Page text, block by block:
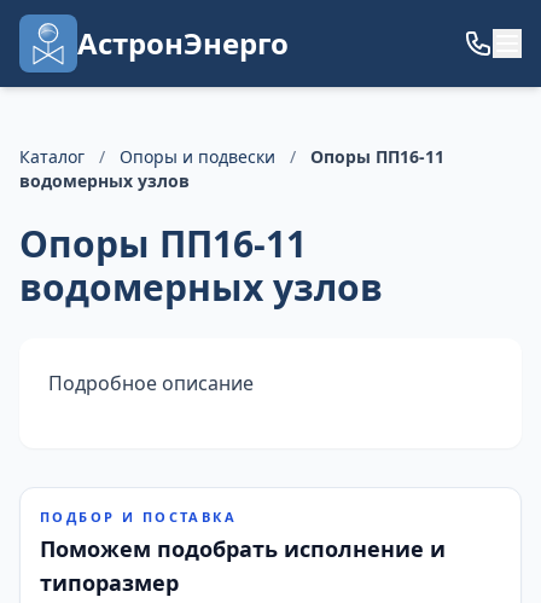
АстронЭнерго
Каталог / Опоры и подвески /
Опоры ПП16-11
водомерных узлов
Опоры ПП16-11
водомерных узлов
Подробное описание
ПОДБОР И ПОСТАВКА
Поможем подобрать исполнение и
типоразмер